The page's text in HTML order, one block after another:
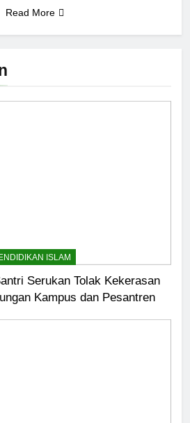
ISLAM
Serukan Tolak Kekerasan
Kampus dan Pesantren
Read More